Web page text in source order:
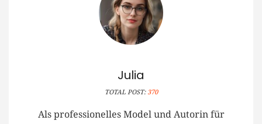
Julia
TOTAL POST: 370
Als professionelles Model und Autorin für